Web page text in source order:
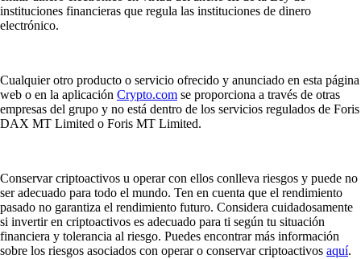
instituciones financieras que regula las instituciones de dinero
electrónico.
Cualquier otro producto o servicio ofrecido y anunciado en esta página
web o en la aplicación Crypto.com se proporciona a través de otras
empresas del grupo y no está dentro de los servicios regulados de Foris
DAX MT Limited o Foris MT Limited.
Conservar criptoactivos u operar con ellos conlleva riesgos y puede no
ser adecuado para todo el mundo. Ten en cuenta que el rendimiento
pasado no garantiza el rendimiento futuro. Considera cuidadosamente
si invertir en criptoactivos es adecuado para ti según tu situación
financiera y tolerancia al riesgo. Puedes encontrar más información
sobre los riesgos asociados con operar o conservar criptoactivos aquí.